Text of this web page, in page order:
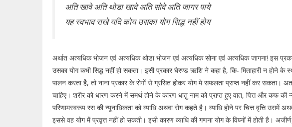
अति खावे अति थोडा खावे अति सोवे अति जागर पाये
यह स्वभाव राखे यदि कोय उसका योग सिद्ध नहीं होय
अर्थात अत्यधिक भोजन एवं अत्यधिक थोडा भोजन एवं अत्यधिक सोना एवं अत्यधिक जागना! इस
उसका योग कभी सिद्ध नहीं हो सकता। इसी प्रकार घेरण्ड ऋशि ने कहा है, कि- मिताहारी न होने के
पालन करता हैे, तो नाना प्रकार के रोगों से ग्रसित होकर योग मे सफलता प्राप्त नहीं कर सकता।
चाहिए। शरीर को धारण करने में समर्थ होने के कारण धातु नाम को प्राप्त हुए वात, पित्त और कफ की
परिणामस्वरूप रस की न्यूनाधिकता को व्याधि अथवा रोग कहते है। व्याधि होने पर चित्त वृत्ति उसमें
इससे वह योग में प्रवृत्त नहीं हो सकती। इसी कारण व्याधि की गणना योग के विघ्नों में होती है।